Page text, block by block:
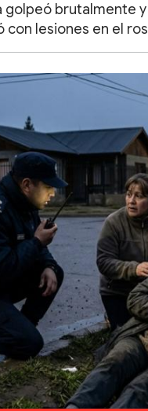
brutalmente
con lesiones en el